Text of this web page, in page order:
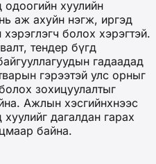
хуулийн
аж ахуйн нэгж, иргэд
болох хэрэгтэй.
тендер бүгд
гадаадад
гэрээтэй улс орныг
зохицуулалтыг
Ажлын хэсгийнхнээс
дагалдан гарах
байна.